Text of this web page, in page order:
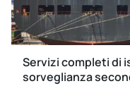
Servizi completi di
sorveglianza